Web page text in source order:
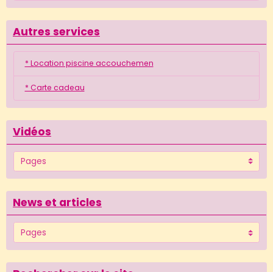
Autres services
* Location piscine accouchemen
* Carte cadeau
Vidéos
News et articles